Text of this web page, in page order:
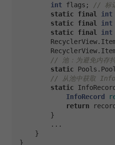
int flags;
// 标
static
final int
static
final int
static
final int
// 池：为避免内存
static
// 从池中获取
static
InfoRecord
return
        }
        ...
    }